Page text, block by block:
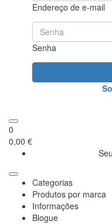
Endereço de e-mail
Senha
0
0,00 €
Categorias
Produtos por marca
Informações
Blogue